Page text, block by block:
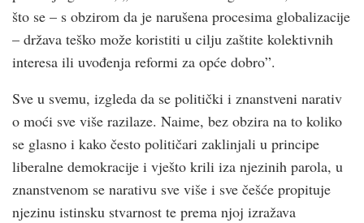
što se – s obzirom da je narušena procesima globalizacije
– država teško može koristiti u cilju zaštite kolektivnih
interesa ili uvođenja reformi za opće dobro”.
Sve u svemu, izgleda da se politički i znanstveni narativ
o moći sve više razilaze. Naime, bez obzira na to koliko
se glasno i kako često političari zaklinjali u principe
liberalne demokracije i vješto krili iza njezinih parola, u
znanstvenom se narativu sve više i sve češće propituje
njezinu istinsku stvarnost te prema njoj izražava